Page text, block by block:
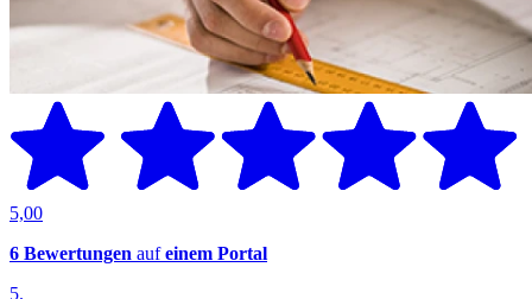
5,00
6 Bewertungen aufeinem Portal
5.